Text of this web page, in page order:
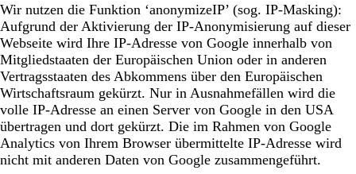
Wir nutzen die Funktion ‘anonymizeIP’ (sog. IP-Masking):
Aufgrund der Aktivierung der IP-Anonymisierung auf dieser
Webseite wird Ihre IP-Adresse von Google innerhalb von
Mitgliedstaaten der Europäischen Union oder in anderen
Vertragsstaaten des Abkommens über den Europäischen
Wirtschaftsraum gekürzt. Nur in Ausnahmefällen wird die
volle IP-Adresse an einen Server von Google in den USA
übertragen und dort gekürzt. Die im Rahmen von Google
Analytics von Ihrem Browser übermittelte IP-Adresse wird
nicht mit anderen Daten von Google zusammengeführt.